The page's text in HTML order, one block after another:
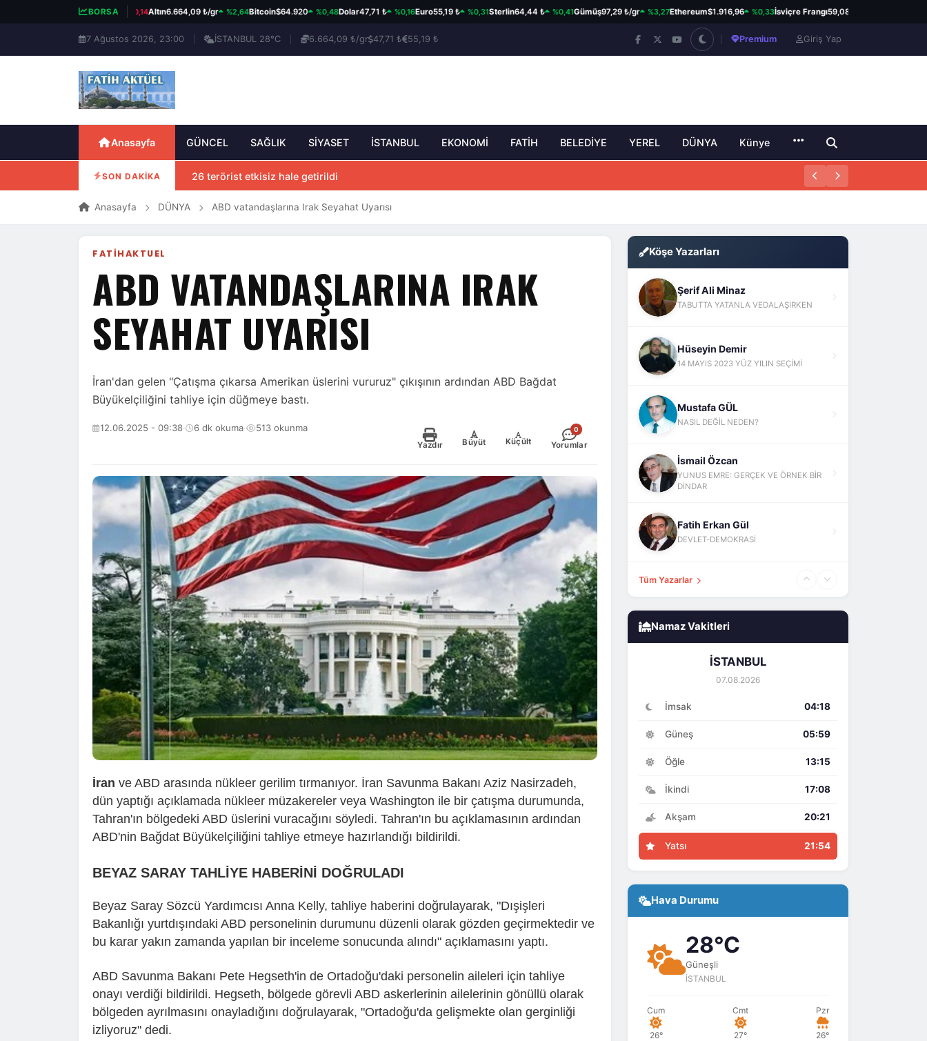
BORSA
13.779,39 %0,14 Altın6.664,09 ₺/gr %2,64Bitcoin$64.920 %0,48Dolar47,71 ₺ %0,16Euro55,19 ₺ %0,31Sterlin64,44 ₺ %0,41Gümüş97,29 ₺/gr %3,27Ethereum$1.916,96 %0,33İsviçre Frangı59,08 ₺ %0,82
7 Ağustos 2026, 23:00 İSTANBUL 28°C 6.664,09 ₺/gr 47,71 ₺ 55,19 ₺ Premium Giriş Yap
Anasayfa GÜNCEL SAĞLIK SİYASET İSTANBUL EKONOMİ FATİH BELEDİYE YEREL DÜNYA Künye
SON DAKİKA 26 terörist etkisiz hale getirildi
Anasayfa DÜNYA ABD vatandaşlarına Irak Seyahat Uyarısı
FATIHAKTUEL
ABD VATANDAŞLARINA IRAK
SEYAHAT UYARISI
İran'dan gelen "Çatışma çıkarsa Amerikan üslerini vururuz" çıkışının ardından ABD Bağdat
Büyükelçiliğini tahliye için düğmeye bastı.
12.06.2025 - 09:38· 6 dk okuma· 513 okunma
Yazdır
+
Büyüt
-
Küçült
0
Yorumlar
İran ve ABD arasında nükleer gerilim tırmanıyor. İran Savunma Bakanı Aziz Nasirzadeh,
dün yaptığı açıklamada nükleer müzakereler veya Washington ile bir çatışma durumunda,
Tahran'ın bölgedeki ABD üslerini vuracağını söyledi. Tahran'ın bu açıklamasının ardından
ABD'nin Bağdat Büyükelçiliğini tahliye etmeye hazırlandığı bildirildi.
BEYAZ SARAY TAHLİYE HABERİNİ DOĞRULADI
Beyaz Saray Sözcü Yardımcısı Anna Kelly, tahliye haberini doğrulayarak, "Dışişleri
Bakanlığı yurtdışındaki ABD personelinin durumunu düzenli olarak gözden geçirmektedir ve
bu karar yakın zamanda yapılan bir inceleme sonucunda alındı" açıklamasını yaptı.
ABD Savunma Bakanı Pete Hegseth'in de Ortadoğu'daki personelin aileleri için tahliye
onayı verdiği bildirildi. Hegseth, bölgede görevli ABD askerlerinin ailelerinin gönüllü olarak
bölgeden ayrılmasını onayladığını doğrulayarak, "Ortadoğu'da gelişmekte olan gerginliği
izliyoruz" dedi.
Köşe Yazarları
Şerif Ali Minaz
TABUTTA YATANLA VEDALAŞIRKEN
Hüseyin Demir
14 MAYIS 2023 YÜZ YILIN SEÇİMİ
Mustafa GÜL
NASIL DEĞİL NEDEN?
İsmail Özcan
YUNUS EMRE: GERÇEK VE ÖRNEK BİR
DİNDAR
Fatih Erkan Gül
DEVLET-DEMOKRASİ
Tüm Yazarlar
Namaz Vakitleri
İSTANBUL
07.08.2026
İmsak 04:18
Güneş 05:59
Öğle 13:15
İkindi 17:08
Akşam 20:21
Yatsı 21:54
Hava Durumu
28°C
Güneşli
İSTANBUL
Cum
26°
Cmt
27°
Pzr
26°